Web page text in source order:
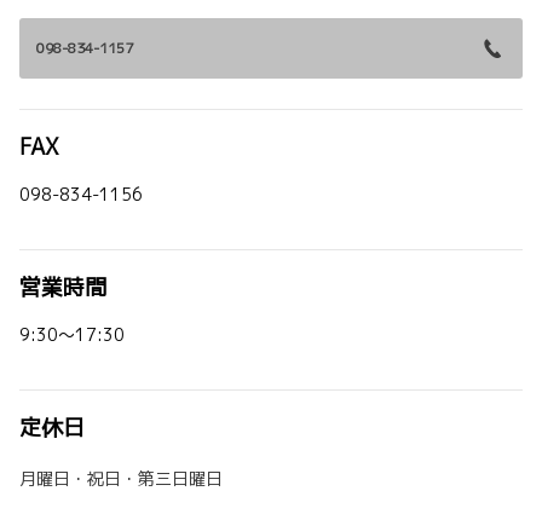
098-834-1157
FAX
098-834-1156
営業時間
9:30～17:30
定休日
月曜日・祝日・第三日曜日